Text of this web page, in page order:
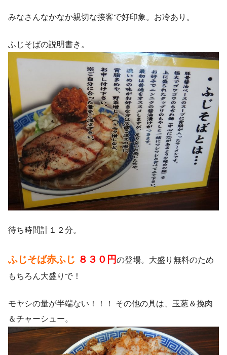
みなさんなかなか親切な接客で好印象。お冷あり。
ふじそばの説明書き。
待ち時間計１２分。
ふじそば赤ふじ ８３０円の登場。大盛り無料のため
もちろん大盛りで！
モヤシの量が半端ない！！！ その他の具は、玉葱＆挽肉
＆チャーシュー。